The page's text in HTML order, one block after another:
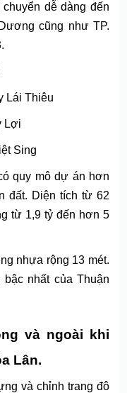
dễ dàng đến
cũng như TP.
Lái Thiêu
Lợi
Sing
quy mô dự án hơn
đất. Diện tích từ 62
từ 1,9 tỷ đến hơn 5
nhựa rộng 13 mét.
nhất của Thuận
và ngoài khi
Lân.
và chỉnh trang đô